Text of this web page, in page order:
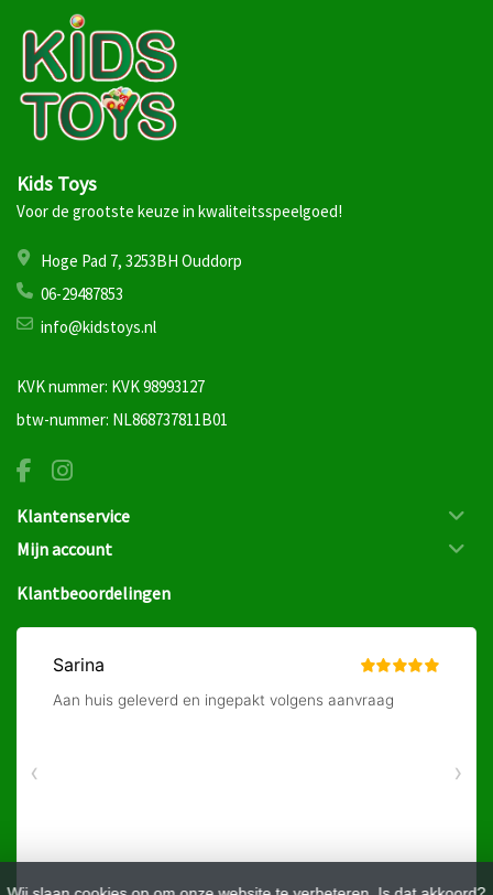
Kids Toys
Voor de grootste keuze in kwaliteitsspeelgoed!
Hoge Pad 7, 3253BH Ouddorp
06-29487853
info@kidstoys.nl
KVK nummer: KVK 98993127
btw-nummer: NL868737811B01
Klantenservice
Mijn account
Klantbeoordelingen